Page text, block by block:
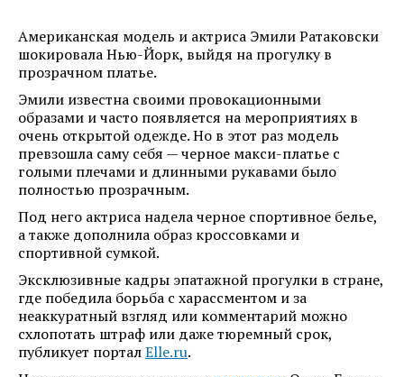
Американская модель и актриса Эмили Ратаковски
шокировала Нью-Йорк, выйдя на прогулку в
прозрачном платье.
Эмили известна своими провокационными
образами и часто появляется на мероприятиях в
очень открытой одежде. Но в этот раз модель
превзошла саму себя — черное макси-платье с
голыми плечами и длинными рукавами было
полностью прозрачным.
Под него актриса надела черное спортивное белье,
а также дополнила образ кроссовками и
спортивной сумкой.
Эксклюзивные кадры эпатажной прогулки в стране,
где победила борьба с харассментом и за
неаккуратный взгляд или комментарий можно
схлопотать штраф или даже тюремный срок,
публикует порталElle.ru.